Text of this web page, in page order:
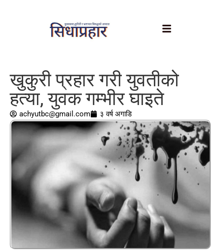
खुकुरी प्रहार गरी युवतीको
हत्या, युवक गम्भीर घाइते
achyutbc@gmail.com ३ वर्ष अगाडि